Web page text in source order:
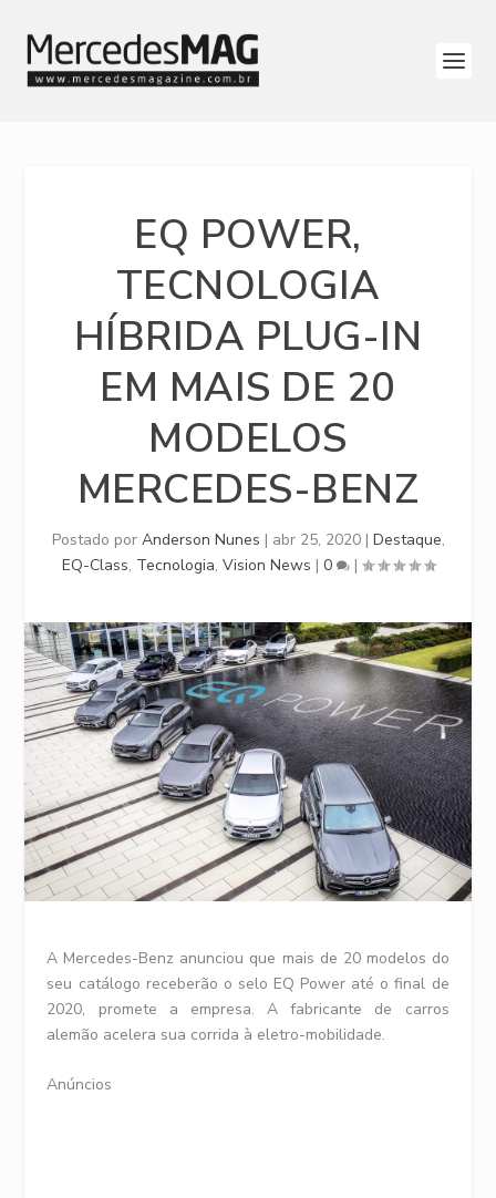
EQ POWER,
TECNOLOGIA
HÍBRIDA PLUG-IN
EM MAIS DE 20
MODELOS
MERCEDES-BENZ
Postado por Anderson Nunes | abr 25, 2020| Destaque,
EQ-Class, Tecnologia, Vision News | 0 |
A Mercedes-Benz anunciou que mais de 20 modelos do
seu catálogo receberão o selo EQ Power até o final de
2020, promete a empresa. A fabricante de carros
alemão acelera sua corrida à eletro-mobilidade.
Anúncios